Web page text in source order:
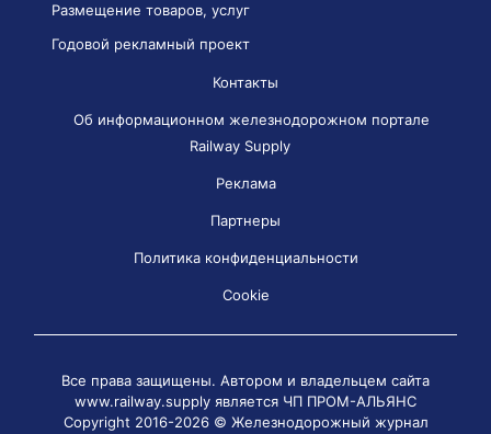
Размещение товаров, услуг
Годовой рекламный проект
Контакты
Об информационном железнодорожном портале
Railway Supply
Реклама
Партнеры
Политика конфиденциальности
Cookie
Все права защищены. Автором и владельцем сайта
www.railway.supply является ЧП ПРОМ-АЛЬЯНС
Copyright 2016-2026 © Железнодорожный журнал